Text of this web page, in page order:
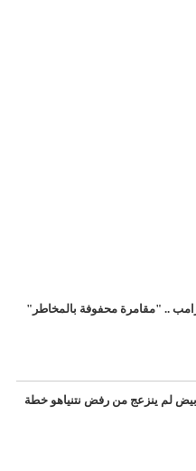
.. "مقامرة محفوفة بالمخاطر"
لم ينزعج من رفض نتنياهو خطة